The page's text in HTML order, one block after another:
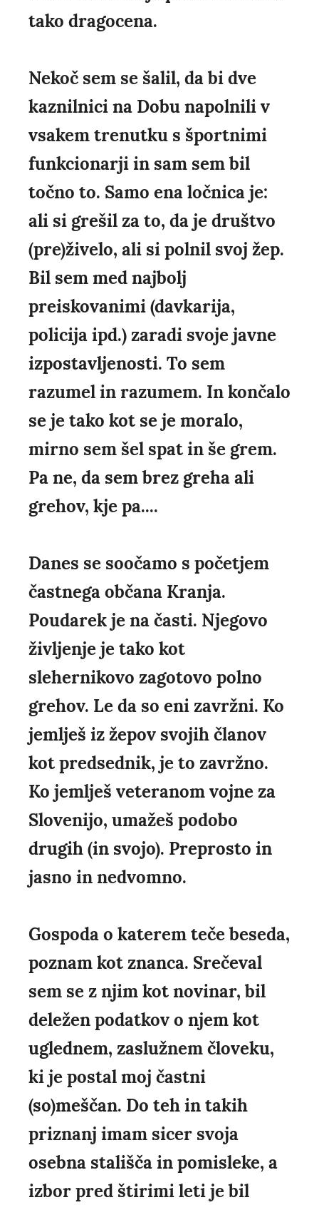
tako dragocena.
Nekoč sem se šalil, da bi dve
kaznilnici na Dobu napolnili v
vsakem trenutku s športnimi
funkcionarji in sam sem bil
točno to. Samo ena ločnica je:
ali si grešil za to, da je društvo
(pre)živelo, ali si polnil svoj žep.
Bil sem med najbolj
preiskovanimi (davkarija,
policija ipd.) zaradi svoje javne
izpostavljenosti. To sem
razumel in razumem. In končalo
se je tako kot se je moralo,
mirno sem šel spat in še grem.
Pa ne, da sem brez greha ali
grehov, kje pa....
Danes se soočamo s početjem
častnega občana Kranja.
Poudarek je na časti. Njegovo
življenje je tako kot
slehernikovo zagotovo polno
grehov. Le da so eni zavržni. Ko
jemlješ iz žepov svojih članov
kot predsednik, je to zavržno.
Ko jemlješ veteranom vojne za
Slovenijo, umažeš podobo
drugih (in svojo). Preprosto in
jasno in nedvomno.
Gospoda o katerem teče beseda,
poznam kot znanca. Srečeval
sem se z njim kot novinar, bil
deležen podatkov o njem kot
uglednem, zaslužnem človeku,
ki je postal moj častni
(so)meščan. Do teh in takih
priznanj imam sicer svoja
osebna stališča in pomisleke, a
izbor pred štirimi leti je bil